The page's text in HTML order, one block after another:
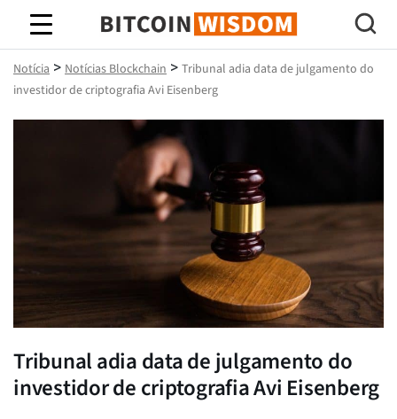
Sabedoria do Bitcoin
Notícia > Notícias Blockchain > Tribunal adia data de julgamento do
investidor de criptografia Avi Eisenberg
Tribunal adia data de julgamento do
investidor de criptografia Avi Eisenberg